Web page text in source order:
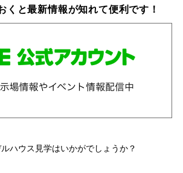
くと最新情報が知れて便利です！
ハウス見学はいかがでしょうか？